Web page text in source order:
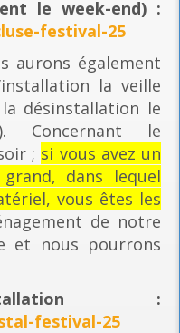
le week-end) :
festival-25
aurons également
la veille
désinstallation le
Concernant le
; si vous avez un
dans lequel
vous êtes les
de notre
et nous pourrons
:
festival-25